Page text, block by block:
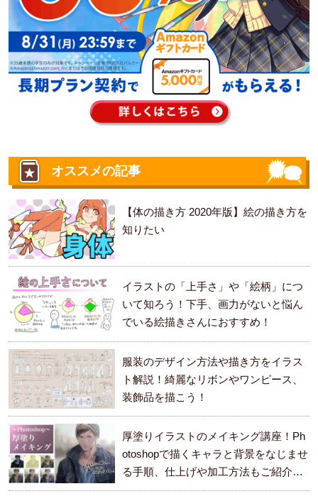
オススメの記事
【体の描き方 2020年版】絵の描き方を
知りたい
イラストの「上手さ」や「絵柄」につ
いて知ろう！下手、画力がないと悩ん
でいる絵描きさんにおすすめ！
服装のデザイン方法や描き方をイラス
ト解説！綺麗なリボンやワンピース、
装飾品を描こう！
厚塗りイラストのメイキング講座！Ph
otoshopで描くキャラと背景をなじませ
る手順、仕上げや加工方法もご紹介し
ます。